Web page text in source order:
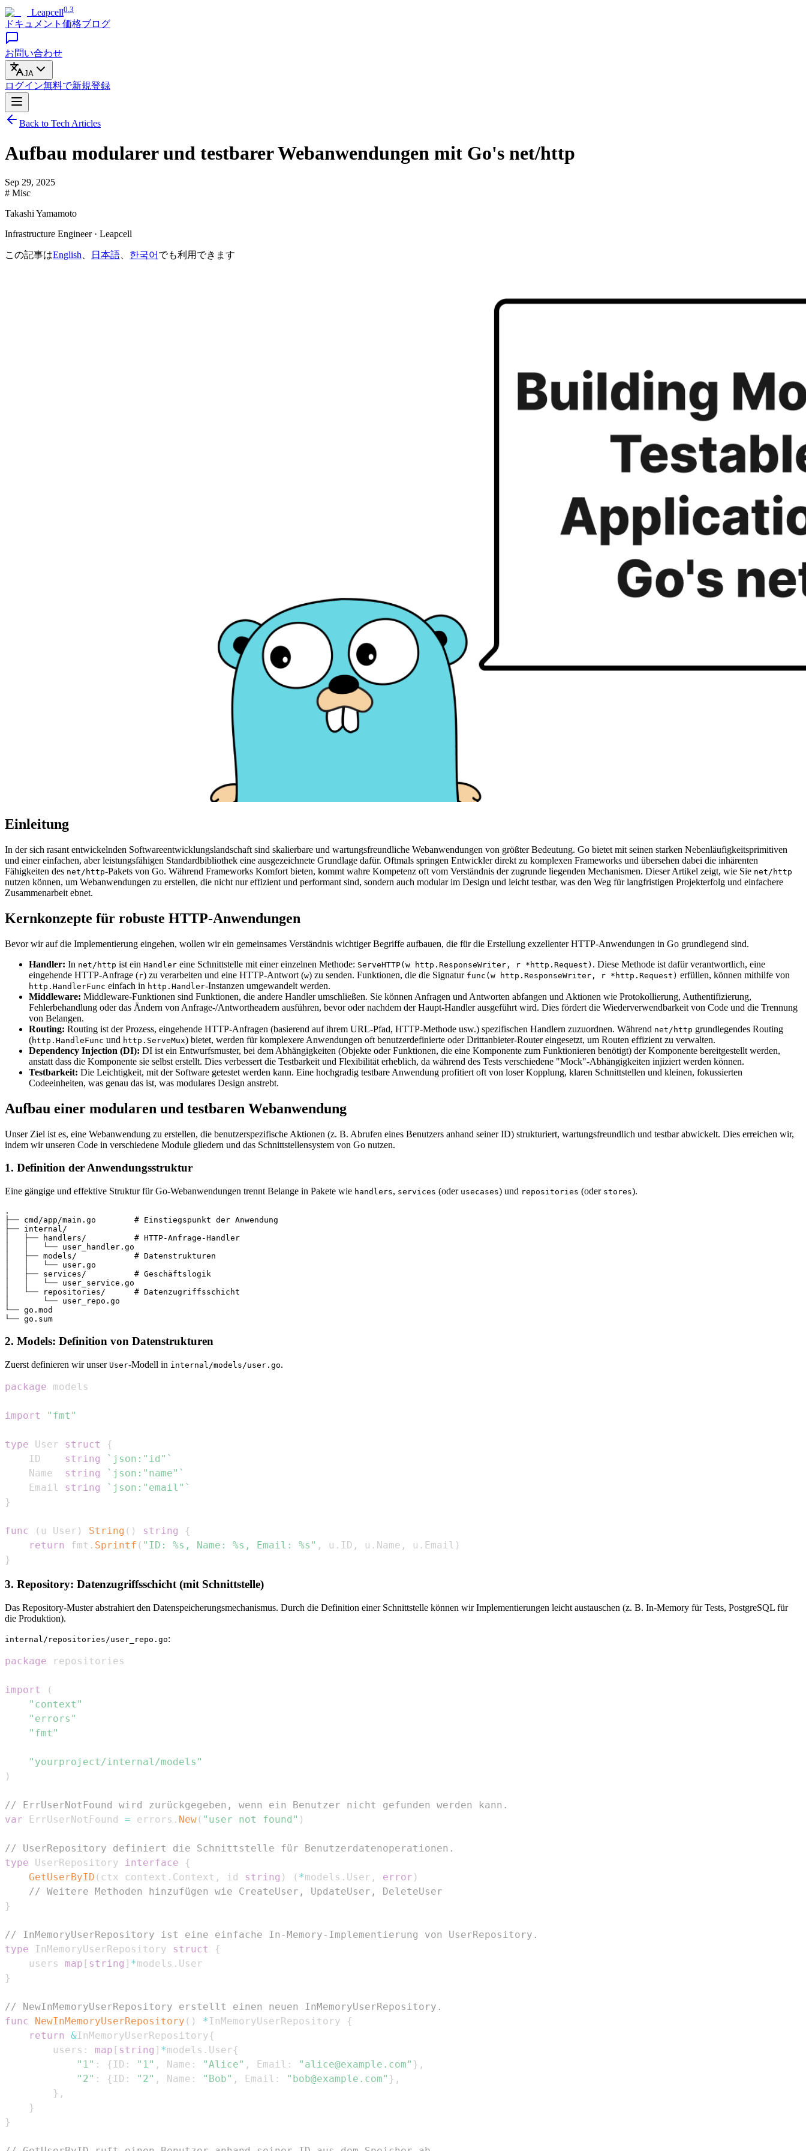
Leapcell0.3
ドキュメント 価格ブログ
お問い合わせ
JA
ログイン無料で新規登録
Back to Tech Articles
Aufbau modularer und testbarer Webanwendungen mit Go's net/http
Sep 29, 2025
# Misc
Takashi Yamamoto
Infrastructure Engineer · Leapcell
この記事はEnglish 日本語 한국어 でも利用できます
Einleitung
In der sich rasant entwickelnden Softwareentwicklungslandschaft sind skalierbare und wartungsfreundliche Webanwendungen von größter Bedeutung. Go bietet mit seinen starken Nebenläufigkeitsprimitiven
und einer einfachen, aber leistungsfähigen Standardbibliothek eine ausgezeichnete Grundlage dafür. Oftmals springen Entwickler direkt zu komplexen Frameworks und übersehen dabei die inhärenten
Fähigkeiten des net/http-Pakets von Go. Während Frameworks Komfort bieten, kommt wahre Kompetenz oft vom Verständnis der zugrunde liegenden Mechanismen. Dieser Artikel zeigt, wie Sie net/http
nutzen können, um Webanwendungen zu erstellen, die nicht nur effizient und performant sind, sondern auch modular im Design und leicht testbar, was den Weg für langfristigen Projekterfolg und einfachere
Zusammenarbeit ebnet.
Kernkonzepte für robuste HTTP-Anwendungen
Bevor wir auf die Implementierung eingehen, wollen wir ein gemeinsames Verständnis wichtiger Begriffe aufbauen, die für die Erstellung exzellenter HTTP-Anwendungen in Go grundlegend sind.
Handler: In net/http ist ein Handler eine Schnittstelle mit einer einzelnen Methode: ServeHTTP(w http.ResponseWriter, r *http.Request) . Diese Methode ist dafür verantwortlich, eine
eingehende HTTP-Anfrage (r) zu verarbeiten und eine HTTP-Antwort (w) zu senden. Funktionen, die die Signatur func(w http.ResponseWriter, r *http.Request) erfüllen, können mithilfe von
http.HandlerFunc einfach in http.Handler-Instanzen umgewandelt werden.
Middleware: Middleware-Funktionen sind Funktionen, die andere Handler umschließen. Sie können Anfragen und Antworten abfangen und Aktionen wie Protokollierung, Authentifizierung,
Fehlerbehandlung oder das Ändern von Anfrage-/Antwortheadern ausführen, bevor oder nachdem der Haupt-Handler ausgeführt wird. Dies fördert die Wiederverwendbarkeit von Code und die Trennung
von Belangen.
Routing: Routing ist der Prozess, eingehende HTTP-Anfragen (basierend auf ihrem URL-Pfad, HTTP-Methode usw.) spezifischen Handlern zuzuordnen. Während net/http grundlegendes Routing
(http.HandleFunc und http.ServeMux) bietet, werden für komplexere Anwendungen oft benutzerdefinierte oder Drittanbieter-Router eingesetzt, um Routen effizient zu verwalten.
Dependency Injection (DI): DI ist ein Entwurfsmuster, bei dem Abhängigkeiten (Objekte oder Funktionen, die eine Komponente zum Funktionieren benötigt) der Komponente bereitgestellt werden,
anstatt dass die Komponente sie selbst erstellt. Dies verbessert die Testbarkeit und Flexibilität erheblich, da während des Tests verschiedene "Mock"-Abhängigkeiten injiziert werden können.
Testbarkeit: Die Leichtigkeit, mit der Software getestet werden kann. Eine hochgradig testbare Anwendung profitiert oft von loser Kopplung, klaren Schnittstellen und kleinen, fokussierten
Codeeinheiten, was genau das ist, was modulares Design anstrebt.
Aufbau einer modularen und testbaren Webanwendung
Unser Ziel ist es, eine Webanwendung zu erstellen, die benutzerspezifische Aktionen (z. B. Abrufen eines Benutzers anhand seiner ID) strukturiert, wartungsfreundlich und testbar abwickelt. Dies erreichen wir,
indem wir unseren Code in verschiedene Module gliedern und das Schnittstellensystem von Go nutzen.
1. Definition der Anwendungsstruktur
Eine gängige und effektive Struktur für Go-Webanwendungen trennt Belange in Pakete wie handlers, services (oder usecases) und repositories (oder stores).
.
├── cmd/app/main.go        # Einstiegspunkt der Anwendung
├── internal/
│   ├── handlers/          # HTTP-Anfrage-Handler
│   │   └── user_handler.go
│   ├── models/            # Datenstrukturen
│   │   └── user.go
│   ├── services/          # Geschäftslogik
│   │   └── user_service.go
│   └── repositories/      # Datenzugriffsschicht
│       └── user_repo.go
└── go.mod
2. Models: Definition von Datenstrukturen
Zuerst definieren wir unser User-Modell in internal/models/user.go.
package
import "fmt"
type User struct
{
	ID
string
`json:"id"`
	Name
string
`json:"name"`
	Email
string
`json:"email"`
}
func ( u User ) String ( ) string
{
return
fmt . Sprintf ( "ID: %s, Name: %s, Email: %s" , u . ID , u . Name , u . Email )
}
3. Repository: Datenzugriffsschicht (mit Schnittstelle)
Das Repository-Muster abstrahiert den Datenspeicherungsmechanismus. Durch die Definition einer Schnittstelle können wir Implementierungen leicht austauschen (z. B. In-Memory für Tests, PostgreSQL für
die Produktion).
internal/repositories/user_repo.go:
package
import
(
"context"
"errors"
"fmt"
"yourproject/internal/models"
)
// ErrUserNotFound wird zurückgegeben, wenn ein Benutzer nicht gefunden werden kann.
var ErrUserNotFound = errors . New( "user not found" )
// UserRepository definiert die Schnittstelle für Benutzerdatenoperationen.
type UserRepository interface
{
GetUserByID ( ctx context . Context , id string ) ( *models . User , error )
// Weitere Methoden hinzufügen wie CreateUser, UpdateUser, DeleteUser
}
// InMemoryUserRepository ist eine einfache In-Memory-Implementierung von UserRepository.
type InMemoryUserRepository struct
{
	users
map [ string ] *models .
}
// NewInMemoryUserRepository erstellt einen neuen InMemoryUserRepository.
func
NewInMemoryUserRepository ( ) * InMemoryUserRepository
{
return
&InMemoryUserRepository{
		users
: map [ string ] *models . User{
"1" : { ID : "1" , Name : "Alice" , Email : "alice@example.com" } ,
"2" : { ID : "2" , Name : "Bob" , Email : "bob@example.com" } ,
} ,
}
}